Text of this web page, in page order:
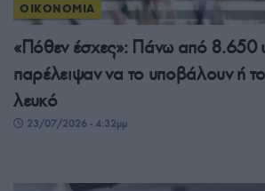
ΟΙΚΟΝΟΜΙΑ
«Πόθεν έσχες»: Πάνω από 8.650
παρέλειψαν να το υποβάλουν ή
λευκό
23/07/2026 - 4:32μμ